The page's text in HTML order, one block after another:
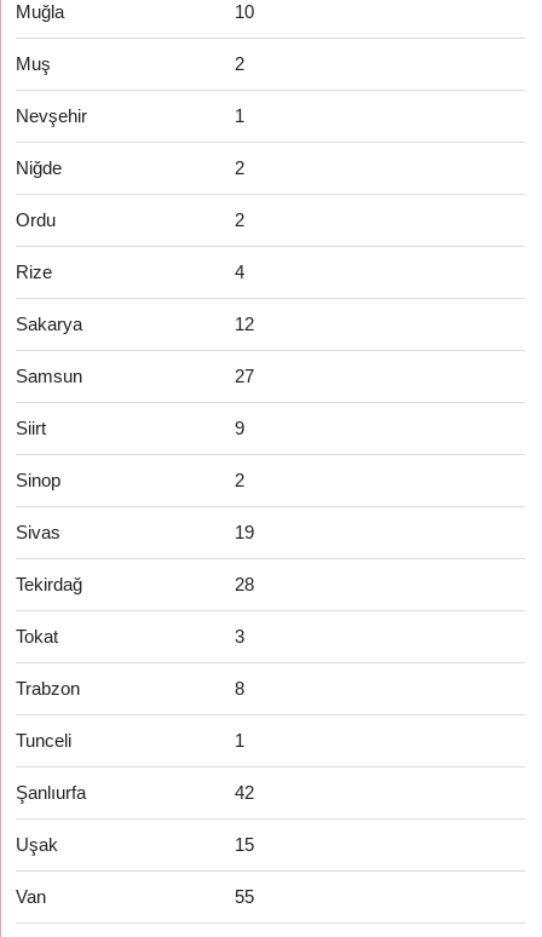
Muğla 10
Muş 2
Nevşehir 1
Niğde 2
Ordu 2
Rize 4
Sakarya 12
Samsun 27
Siirt 9
Sinop 2
Sivas 19
Tekirdağ 28
Tokat 3
Trabzon 8
Tunceli 1
Şanlıurfa 42
Uşak 15
Van 55